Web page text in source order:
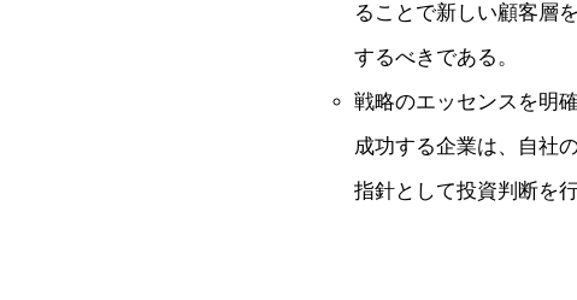
ることで新しい顧客層
するべきである。
戦略のエッセンスを明
成功する企業は、自社
指針として投資判断を行